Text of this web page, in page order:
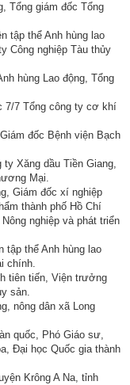
Tổng giám đốc Tổng
tập thể Anh hùng lao
Công nghiệp Tàu thủy
hùng Lao động, Tổng
7/7 Tổng công ty cơ khí
đốc Bệnh viện Bạch
ty Xăng dầu Tiền Giang,
Mại.
Giám đốc xí nghiệp
thành phố Hồ Chí
nghiệp và phát triển
tập thể Anh hùng lao
chính.
tiên tiến, Viện trưởng
sản.
nông dân xã Long
quốc, Phó Giáo sư,
Đại học Quốc gia thành
Krông A Na, tỉnh